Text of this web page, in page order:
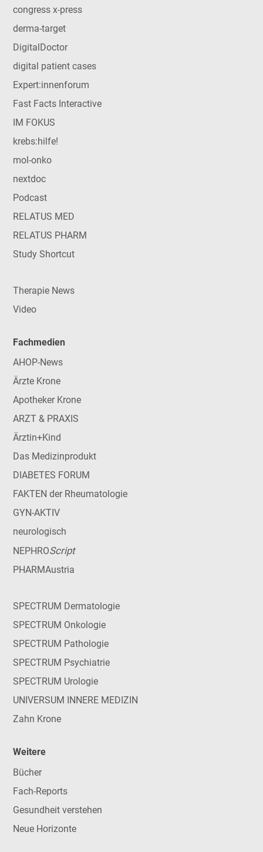
congress x-press
derma-target
DigitalDoctor
digital patient cases
Expert:innenforum
Fast Facts Interactive
IM FOKUS
krebs:hilfe!
mol-onko
nextdoc
Podcast
RELATUS MED
RELATUS PHARM
Study Shortcut
Therapie News
Video
Fachmedien
AHOP-News
Ärzte Krone
Apotheker Krone
ARZT & PRAXIS
Ärztin+Kind
Das Medizinprodukt
DIABETES FORUM
FAKTEN der Rheumatologie
GYN-AKTIV
neurologisch
NEPHROScript
PHARMAustria
SPECTRUM Dermatologie
SPECTRUM Onkologie
SPECTRUM Pathologie
SPECTRUM Psychiatrie
SPECTRUM Urologie
UNIVERSUM INNERE MEDIZIN
Zahn Krone
Weitere
Bücher
Fach-Reports
Gesundheit verstehen
Neue Horizonte